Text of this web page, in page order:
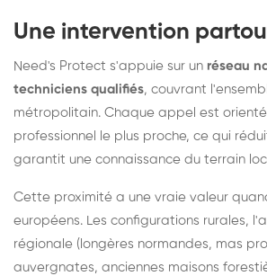
Une intervention
Need's Protect s'appuie sur un réseau
techniciens qualifiés, couvrant
métropolitain. Chaque appel est
professionnel le plus proche, ce qui
garantit une connaissance du terrain
Cette proximité a une vraie valeur
européens. Les configurations rurales,
régionale (longères normandes, mas
auvergnates, anciennes maisons